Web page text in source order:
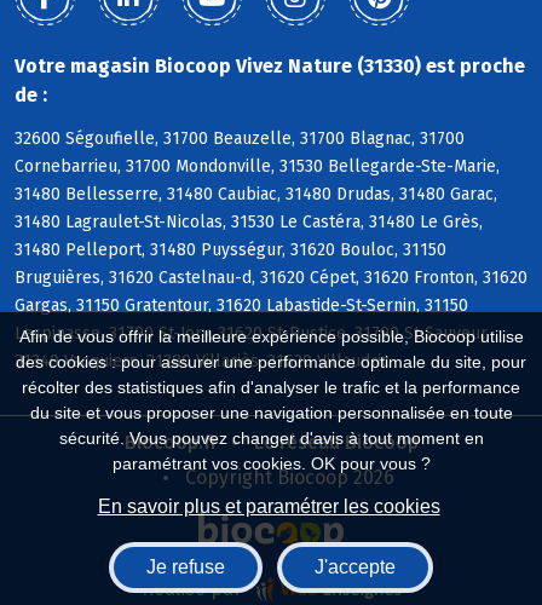
Afin de vous offrir la meilleure expérience possible, Biocoop utilise
des cookies : pour assurer une performance optimale du site, pour
récolter des statistiques afin d'analyser le trafic et la performance
du site et vous proposer une navigation personnalisée en toute
sécurité. Vous pouvez changer d'avis à tout moment en
paramétrant vos cookies. OK pour vous ?
En savoir plus et paramétrer les cookies
Je refuse J'accepte
Votre magasin Biocoop Vivez Nature (31330) est proche
de :
32600 Ségoufielle, 31700 Beauzelle, 31700 Blagnac, 31700
Cornebarrieu, 31700 Mondonville, 31530 Bellegarde-Ste-Marie,
31480 Bellesserre, 31480 Caubiac, 31480 Drudas, 31480 Garac,
31480 Lagraulet-St-Nicolas, 31530 Le Castéra, 31480 Le Grès,
31480 Pelleport, 31480 Puysségur, 31620 Bouloc, 31150
Bruguières, 31620 Castelnau-d, 31620 Cépet, 31620 Fronton, 31620
Gargas, 31150 Gratentour, 31620 Labastide-St-Sernin, 31150
Lespinasse, 31790 St-Jory, 31620 St-Rustice, 31790 St-Sauveur,
31340 Vacquiers, 31380 Villariès, 31620 Villaudric
Biocoop.fr
Le réseau Biocoop
Copyright Biocoop 2026
Réalisé par